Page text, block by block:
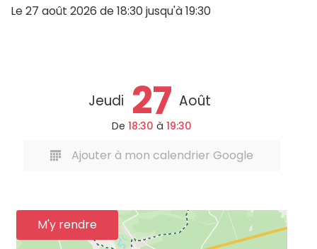
Le27 août 2026 de 18:30 jusqu'à 19:30
Jeudi 27 Août
De 18:30 à 19:30
Ajouter à mon calendrier Google
M'y rendre